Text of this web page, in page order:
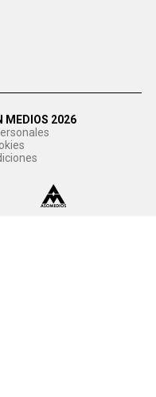
MEDIOS 2026